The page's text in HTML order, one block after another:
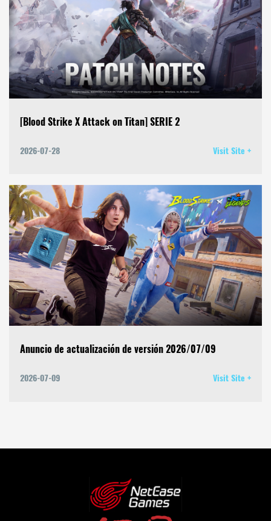
[Blood Strike X Attack on Titan] SERIE 2
2026-07-28 Visit Site +
Anuncio de actualización de versión 2026/07/09
2026-07-09 Visit Site +